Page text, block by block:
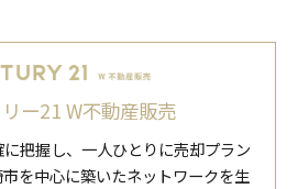
ー21 W不動産販売
把握し、一人ひとりに売却プラン
を中心に築いたネットワークを生